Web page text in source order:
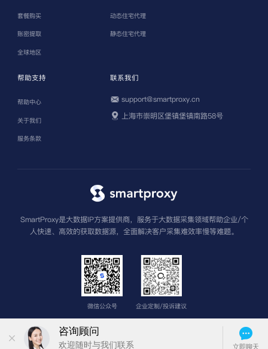
套餐购买
账密提取
全球地区
动态住宅代理
静态住宅代理
帮助支持
帮助中心
关于我们
服务条款
联系我们
support@smartproxy.cn
上海市崇明区堡镇堡镇南路58号
SmartProxy是大数据IP方案提供商，服务于大数据采集领域帮助企业/个
人快速、高效的获取数据源，全面解决客户采集难效率慢等难题。
微信公众号 企业定制/投诉建议
版权所有 上海圣钧信息科技有限公司
苏公网安
备32011502013601号